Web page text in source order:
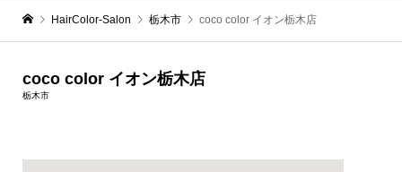
HairColor-Salon 栃木市 coco color イオン栃木店
coco color イオン栃木店
栃木市